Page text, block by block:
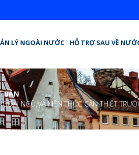
LÝ NGOÀI NƯỚC HỖ TRỢ SAU VỀ
BẢN
NGỮ VÀ KIẾN THỨC CẦN THIẾT